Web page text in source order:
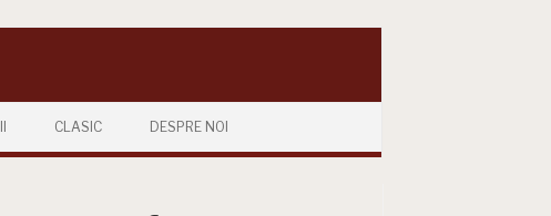
CLASIC DESPRE NOI